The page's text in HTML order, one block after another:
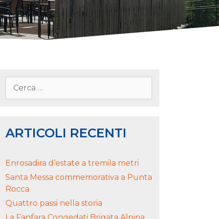
ARTICOLI RECENTI
Enrosadira d’estate a tremila metri
Santa Messa commemorativa a Punta
Rocca
Quattro passi nella storia